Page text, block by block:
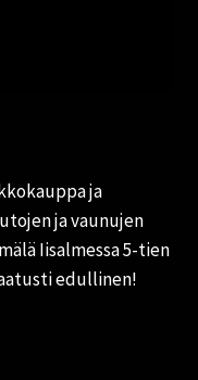
ja
ja vaunujen
Iisalmessa 5-tien
edullinen!